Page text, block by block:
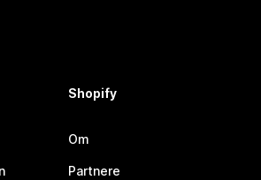
Shopify
Om
Partnere